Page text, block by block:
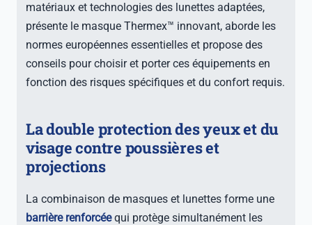
matériaux et technologies des lunettes adaptées,
présente le masque Thermex™ innovant, aborde les
normes européennes essentielles et propose des
conseils pour choisir et porter ces équipements en
fonction des risques spécifiques et du confort requis.
La double protection des yeux et du
visage contre poussières et
projections
La combinaison de masques et lunettes forme une
barrière renforcéequi protège simultanément les